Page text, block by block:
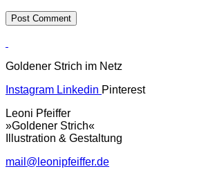
Goldener Strich im Netz
Instagram Linkedin Pinterest
Leoni Pfeiffer
»Goldener Strich«
Illustration & Gestaltung
mail@leonipfeiffer.de